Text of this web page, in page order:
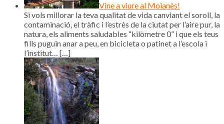
Vine a viure al Moianès!
Si vols millorar la teva qualitat de vida canviant el soroll, la
contaminació, el tràfic i l’estrès de la ciutat per l’aire pur, la
natura, els aliments saludables “kilòmetre 0” i que els teus
fills puguin anar a peu, en bicicleta o patinet a l’escola i
l’institut… […]